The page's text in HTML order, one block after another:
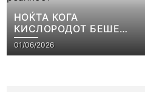
НОЌТА КОГА
КИСЛОРОДОТ БЕШЕ
ЛУКСУЗ, ПУБЛИКАТА
ГОРИВО, А ТРОФЕЈОТ
01/06/2026